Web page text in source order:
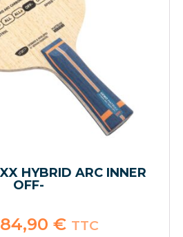
HYBRID ARC INNER
OFF-
Le
prix
84,90 €Le
prixTTC